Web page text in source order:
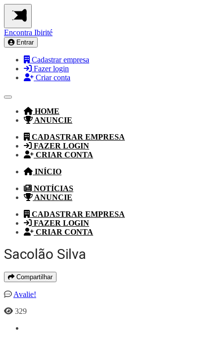
Encontra Ibirité
Entrar
Cadastrar empresa
Fazer login
Criar conta
HOME
ANUNCIE
CADASTRAR EMPRESA
FAZER LOGIN
CRIAR CONTA
INÍCIO
NOTÍCIAS
ANUNCIE
CADASTRAR EMPRESA
FAZER LOGIN
CRIAR CONTA
Sacolão Silva
Compartilhar
Avalie!
329